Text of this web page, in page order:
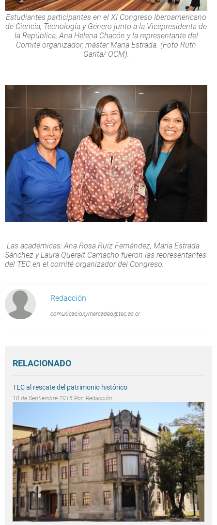
Estudiantes participantes en el XI Congreso Iberoamericano
de Ciencia, Tecnología y Género junto a la Vicepresidenta de
la República, Ana Helena Chacón y la representante del
Comité organizador, máster María Estrada. (Foto Ruth
Garita/ OCM).
Las académicas: Ana Rosa Ruíz Fernández, María Estrada
Sánchez y Laura Queralt Camacho fueron las representantes
del TEC en el comité organizador del Congreso.
Redacción
comunicacionymercadeo@tec.ac.cr
RELACIONADO
TEC al rescate del patrimonio histórico
10 de Septiembre 2015 Por: Redacción